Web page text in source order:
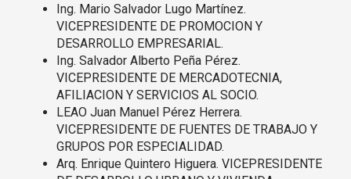
Ing. Mario Salvador Lugo Martínez.
VICEPRESIDENTE DE PROMOCION Y
DESARROLLO EMPRESARIAL.
Ing. Salvador Alberto Peña Pérez.
VICEPRESIDENTE DE MERCADOTECNIA,
AFILIACION Y SERVICIOS AL SOCIO.
LEAO Juan Manuel Pérez Herrera.
VICEPRESIDENTE DE FUENTES DE TRABAJO Y
GRUPOS POR ESPECIALIDAD.
Arq. Enrique Quintero Higuera. VICEPRESIDENTE